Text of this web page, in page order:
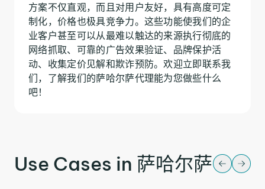
方案不仅直观，而且对用户友好，具有高度可定
制化，价格也极具竞争力。这些功能使我们的企
业客户甚至可以从最难以触达的来源执行彻底的
网络抓取、可靠的广告效果验证、品牌保护活
动、收集定价见解和欺诈预防。欢迎立即联系我
们，了解我们的萨哈尔萨代理能为您做些什么
吧！
Use Cases in 萨哈尔萨